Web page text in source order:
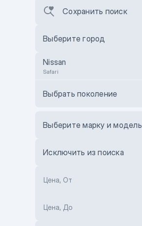
Сохранить поиск
Выберите город
Nissan
Safari
Выбрать поколение
Выберите марку и модель
Исключить из поиска
Цена, От
Цена, До